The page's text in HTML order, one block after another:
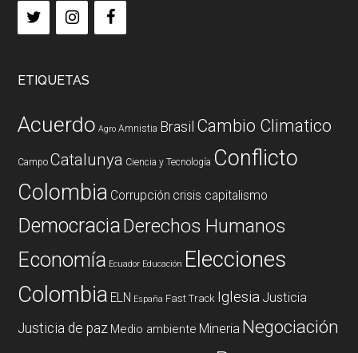
ETIQUETAS
Acuerdo Agro Amnistia Brasil Cambio Climatico
Campo Catalunya Ciencia y Tecnología Conflicto
Colombia Corrupción crisis capitalismo
DemocraciaDerechos Humanos
Economía Ecuador Educación Elecciones
Colombia ELN España Fast Track Iglesia Justicia
Justicia de paz Medio ambiente Mineria Negociación